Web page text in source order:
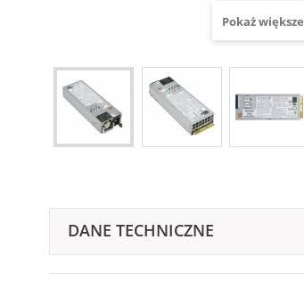
Pokaż większe
DANE TECHNICZNE